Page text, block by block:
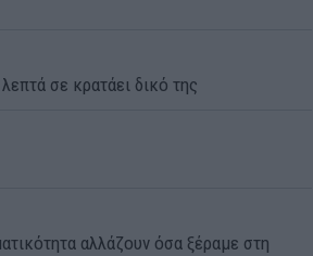
σε κρατάει δικό της
αλλάζουν όσα ξέραμε στη